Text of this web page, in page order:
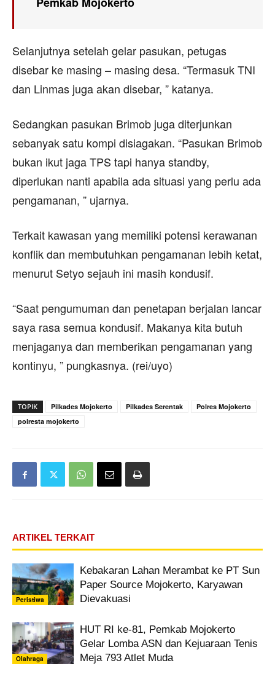
Selanjutnya setelah gelar pasukan, petugas
disebar ke masing – masing desa. “Termasuk TNI
dan Linmas juga akan disebar, ” katanya.
Sedangkan pasukan Brimob juga diterjunkan
sebanyak satu kompi disiagakan. “Pasukan Brimob
bukan ikut jaga TPS tapi hanya standby,
diperlukan nanti apabila ada situasi yang perlu ada
pengamanan, ” ujarnya.
Terkait kawasan yang memiliki potensi kerawanan
konflik dan membutuhkan pengamanan lebih ketat,
menurut Setyo sejauh ini masih kondusif.
“Saat pengumuman dan penetapan berjalan lancar
saya rasa semua kondusif. Makanya kita butuh
menjaganya dan memberikan pengamanan yang
kontinyu, ” pungkasnya. (rei/uyo)
TOPIK Pilkades Mojokerto Pilkades Serentak
Polres Mojokerto
polresta mojokerto
ARTIKEL TERKAIT
Peristiwa
Kebakaran Lahan Merambat ke PT Sun
Paper Source Mojokerto, Karyawan
Dievakuasi
Olahraga
HUT RI ke-81, Pemkab Mojokerto
Gelar Lomba ASN dan Kejuaraan Tenis
Meja 793 Atlet Muda